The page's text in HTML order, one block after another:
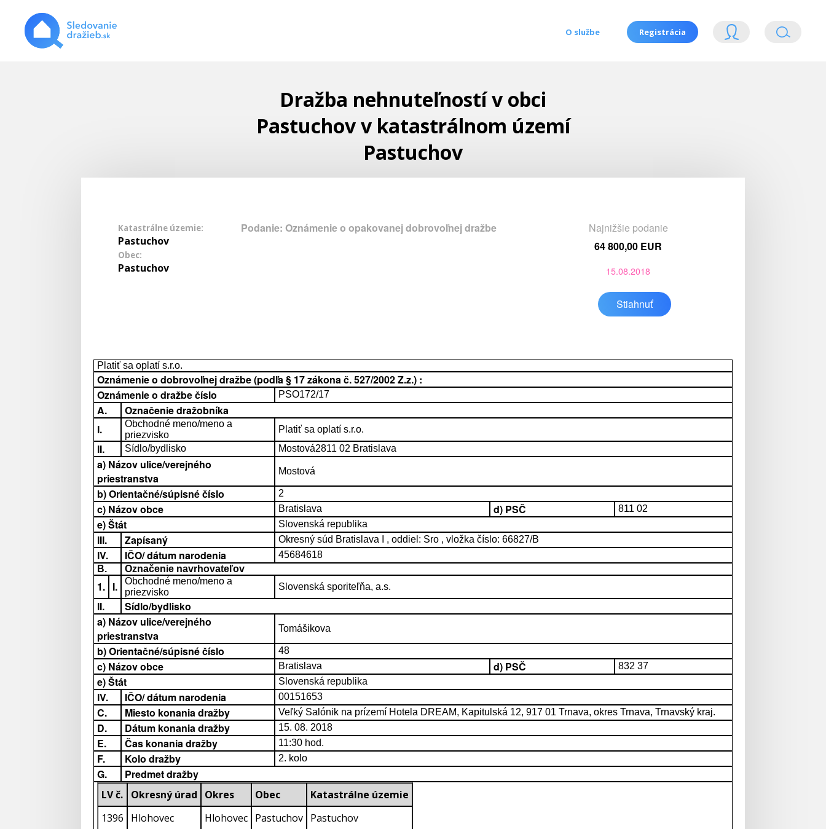
O službe Registrácia
Dražba nehnuteľností v obci
Pastuchov v katastrálnom území
Pastuchov
Katastrálne územie:
Pastuchov
Obec:
Pastuchov
Podanie: Oznámenie o opakovanej dobrovoľnej dražbe
Najnižšie podanie
64 800,00 EUR
15.08.2018
Stiahnuť
Platiť sa oplatí s.r.o.
Oznámenie o dobrovoľnej dražbe (podľa § 17 zákona č. 527/2002 Z.z.) :
Oznámenie o dražbe číslo
PSO172/17
A.
Označenie dražobníka
I.
Obchodné meno/meno a
priezvisko
Platiť sa oplatí s.r.o.
II. Sídlo/bydlisko Mostová2811 02 Bratislava
a) Názov ulice/verejného
priestranstva
Mostová
b) Orientačné/súpisné číslo 2
c) Názov obce Bratislava d) PSČ 811 02
e) Štát Slovenská republika
III. Zapísaný Okresný súd Bratislava I , oddiel: Sro , vložka číslo: 66827/B
IV. IČO/ dátum narodenia
45684618
B.
Označenie navrhovateľov
1. I.
Obchodné meno/meno a
priezvisko
Slovenská sporiteľňa, a.s.
II.
Sídlo/bydlisko
a) Názov ulice/verejného
priestranstva
Tomášikova
b) Orientačné/súpisné číslo 48
c) Názov obce Bratislava d) PSČ 832 37
e) Štát Slovenská republika
IV. IČO/ dátum narodenia 00151653
C. Miesto konania dražby Veľký Salónik na prízemí Hotela DREAM, Kapitulská 12, 917 01 Trnava, okres Trnava, Trnavský kraj.
D. Dátum konania dražby 15. 08. 2018
E. Čas konania dražby 11:30 hod.
F. Kolo dražby 2. kolo
G. Predmet dražby
LV č. Okresný úrad Okres Obec
Katastrálne územie
1396
Hlohovec Hlohovec Pastuchov Pastuchov